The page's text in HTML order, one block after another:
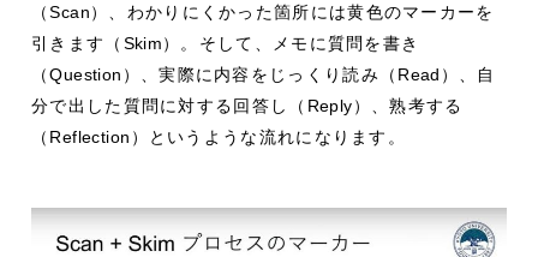
（Scan）、わかりにくかった箇所には黄色のマーカーを
引きます（ Skim）。そして、メモに質問を書き
（Question ）、実際に内容をじっくり読み（ Read ）、自
分で出した質問に対する回答し（ Reply）、熟考する
（ Reflection ）というような流れになります。